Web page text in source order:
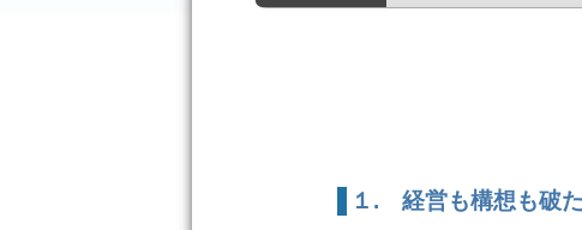
１. 経営も構想も破